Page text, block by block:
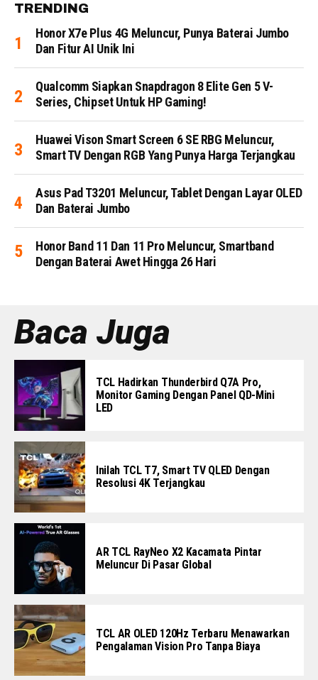
TRENDING
Honor X7e Plus 4G Meluncur, Punya Baterai Jumbo
Dan Fitur AI Unik Ini
Qualcomm Siapkan Snapdragon 8 Elite Gen 5 V-
Series, Chipset Untuk HP Gaming!
Huawei Vison Smart Screen 6 SE RBG Meluncur,
Smart TV Dengan RGB Yang Punya Harga Terjangkau
Asus Pad T3201 Meluncur, Tablet Dengan Layar OLED
Dan Baterai Jumbo
Honor Band 11 Dan 11 Pro Meluncur, Smartband
Dengan Baterai Awet Hingga 26 Hari
Baca Juga
TCL Hadirkan Thunderbird Q7A Pro,
Monitor Gaming Dengan Panel QD-Mini
LED
Inilah TCL T7, Smart TV QLED Dengan
Resolusi 4K Terjangkau
AR TCL RayNeo X2 Kacamata Pintar
Meluncur Di Pasar Global
TCL AR OLED 120Hz Terbaru Menawarkan
Pengalaman Vision Pro Tanpa Biaya